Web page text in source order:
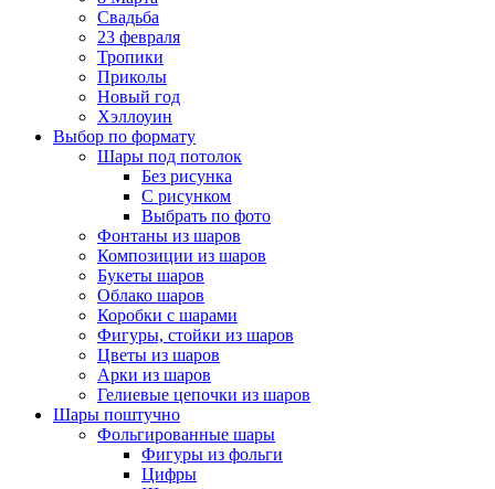
Свадьба
23 февраля
Тропики
Приколы
Новый год
Хэллоуин
Выбор по формату
Шары под потолок
Без рисунка
С рисунком
Выбрать по фото
Фонтаны из шаров
Композиции из шаров
Букеты шаров
Облако шаров
Коробки с шарами
Фигуры, стойки из шаров
Цветы из шаров
Арки из шаров
Гелиевые цепочки из шаров
Шары поштучно
Фольгированные шары
Фигуры из фольги
Цифры